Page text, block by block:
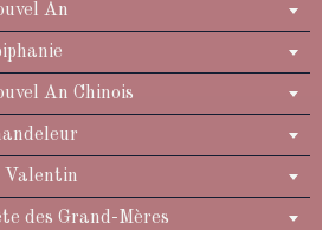
An
An Chinois
Valentin
des Grand-Mères